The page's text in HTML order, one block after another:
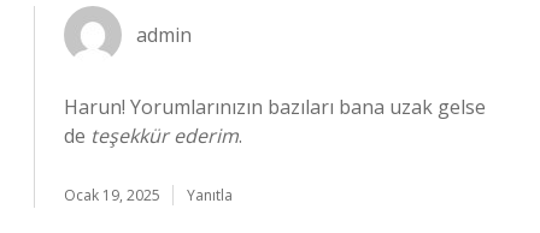
admin
Harun! Yorumlarınızın bazıları bana uzak gelse
de teşekkür ederim.
Ocak 19, 2025 Yanıtla